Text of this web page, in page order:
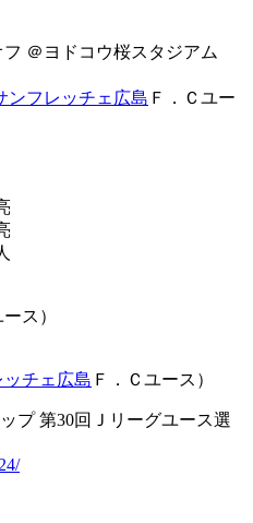
＠ヨドコウ桜スタジアム
ンフレッチェ広島 Ｆ．Ｃユー
ス）
チェ広島 Ｆ．Ｃユース）
プ 第30回Ｊリーグユース選